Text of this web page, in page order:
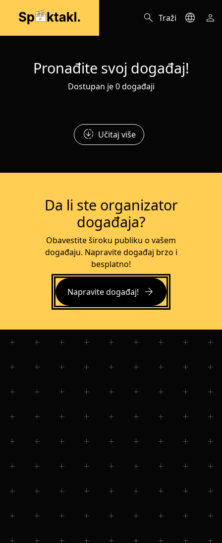
search Traži language person
Pronađite svoj događaj!
Dostupan je 0 događaji
downloading Učitaj više
Da li ste organizator
događaja?
Obavestite široku publiku o vašem
događaju. Napravite događaj brzo i
besplatno!
Napravite događaj! arrow_forward